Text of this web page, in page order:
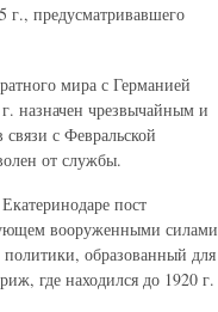
г., предусматривавшего
мира с Германией
назначен чрезвычайным и
с Февральской
от службы.
пост
вооруженными силами
образованный для
где находился до 1920 г.